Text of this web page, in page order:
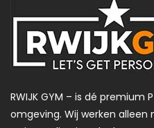
RWIJK GYM – is dé premium
omgeving. Wij werken